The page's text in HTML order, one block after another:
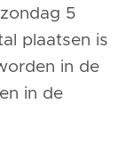
5
plaatsen is
in de
in de